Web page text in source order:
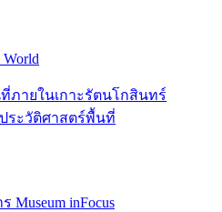
World
ภายในเกาะรัตนโกสินทร์
ระวัติศาสตร์พื้นที่
Museum inFocus